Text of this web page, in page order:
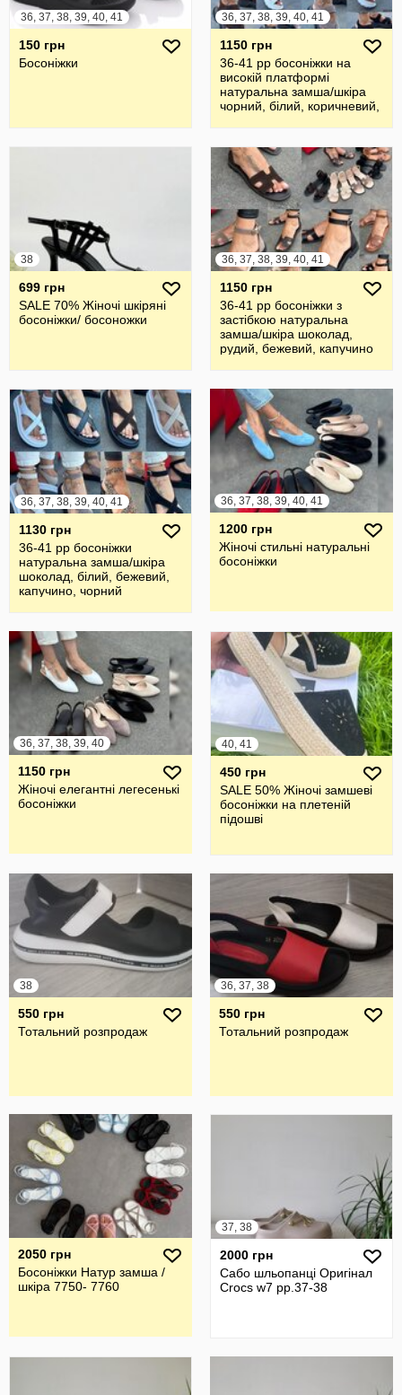
36, 37, 38, 39, 40, 41
150 грн
Босоніжки
36, 37, 38, 39, 40, 41
1150 грн
36-41 рр босоніжки на
високій платформі
натуральна замша/шкіра
чорний, білий, коричневий,
38
699 грн
SALE 70% Жіночі шкіряні
босоніжки/ босоножки
36, 37, 38, 39, 40, 41
1150 грн
36-41 рр босоніжки з
застібкою натуральна
замша/шкіра шоколад,
рудий, бежевий, капучино
36, 37, 38, 39, 40, 41
1130 грн
36-41 рр босоніжки
натуральна замша/шкіра
шоколад, білий, бежевий,
капучино, чорний
36, 37, 38, 39, 40, 41
1200 грн
Жіночі стильні натуральні
босоніжки
36, 37, 38, 39, 40
1150 грн
Жіночі елегантні легесенькі
босоніжки
40, 41
450 грн
SALE 50% Жіночі замшеві
босоніжки на плетеній
підошві
38
550 грн
Тотальний розпродаж
36, 37, 38
550 грн
Тотальний розпродаж
2050 грн
Босоніжки Натур замша /
шкіра 7750- 7760
37, 38
2000 грн
Сабо шльопанці Оригінал
Crocs w7 рр.37-38